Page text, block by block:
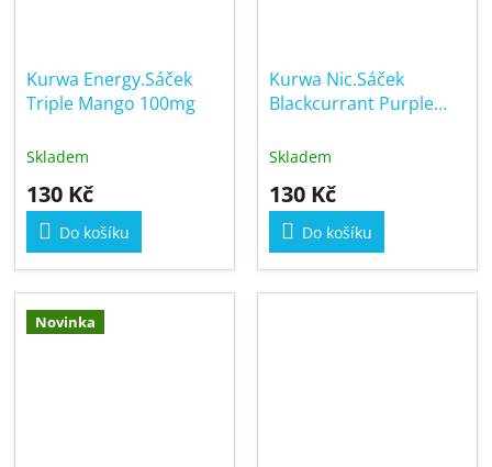
Kurwa Energy.Sáček
Triple Mango 100mg
Skladem
130 Kč
Do košíku
Kurwa Nic.Sáček
Blackcurrant Purple
Skladem
130 Kč
Do košíku
Novinka